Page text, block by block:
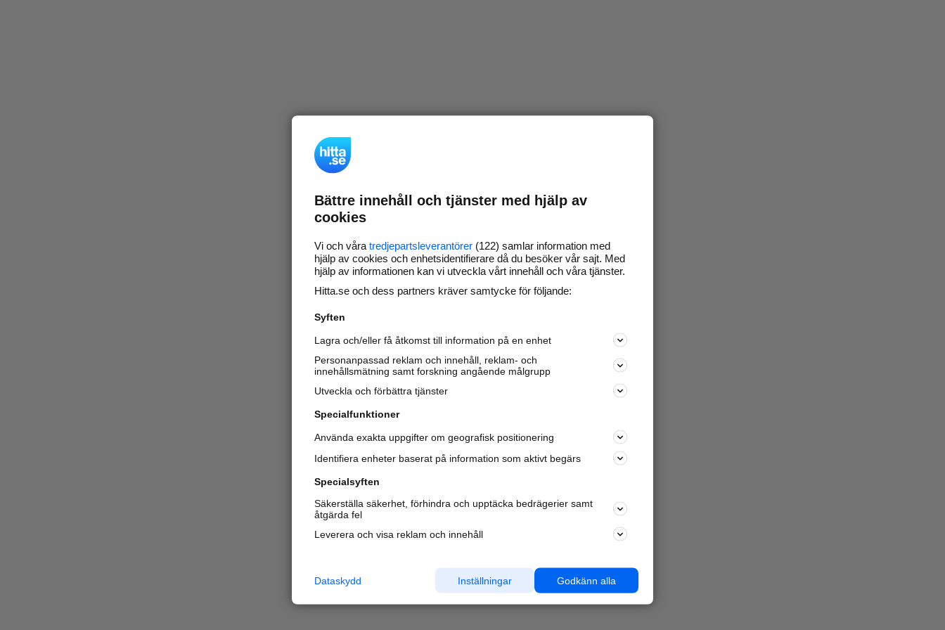
Bättre innehåll och tjänster med hjälp av
cookies
Vi och våra tredjepartsleverantörer (122) samlar information med
hjälp av cookies och enhetsidentifierare då du besöker vår sajt. Med
hjälp av informationen kan vi utveckla vårt innehåll och våra tjänster.
Hitta.se och dess partners kräver samtycke för följande:
Syften
Lagra och/eller få åtkomst till information på en enhet
Personanpassad reklam och innehåll, reklam- och
innehållsmätning samt forskning angående målgrupp
Utveckla och förbättra tjänster
Specialfunktioner
Använda exakta uppgifter om geografisk positionering
Identifiera enheter baserat på information som aktivt begärs
Specialsyften
Säkerställa säkerhet, förhindra och upptäcka bedrägerier samt
åtgärda fel
Leverera och visa reklam och innehåll
Godkänn alla
Inställningar
Dataskydd